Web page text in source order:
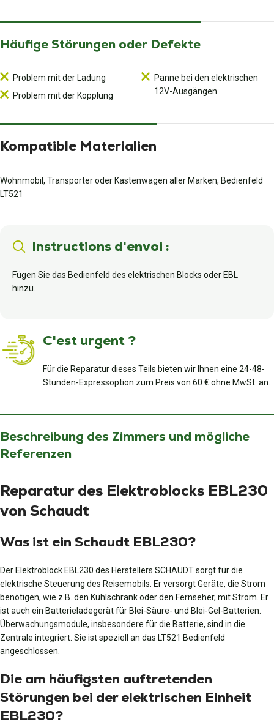
Häufige Störungen oder Defekte
Problem mit der Ladung
Problem mit der Kopplung
Panne bei den elektrischen
12V-Ausgängen
Kompatible Materialien
Wohnmobil, Transporter oder Kastenwagen aller Marken, Bedienfeld
LT521
Instructions d'envoi :
Fügen Sie das Bedienfeld des elektrischen Blocks oder EBL
hinzu.
C'est urgent ?
Für die Reparatur dieses Teils bieten wir Ihnen eine 24-48-
Stunden-Expressoption zum Preis von 60 € ohne MwSt. an.
Beschreibung des Zimmers und mögliche
Referenzen
Reparatur des Elektroblocks EBL230
von Schaudt
Was ist ein Schaudt EBL230?
Der Elektroblock EBL230 des Herstellers SCHAUDT sorgt für die
elektrische Steuerung des Reisemobils. Er versorgt Geräte, die Strom
benötigen, wie z.B. den Kühlschrank oder den Fernseher, mit Strom. Er
ist auch ein Batterieladegerät für Blei-Säure- und Blei-Gel-Batterien.
Überwachungsmodule, insbesondere für die Batterie, sind in die
Zentrale integriert. Sie ist speziell an das LT521 Bedienfeld
angeschlossen.
Die am häufigsten auftretenden
Störungen bei der elektrischen Einheit
EBL230?